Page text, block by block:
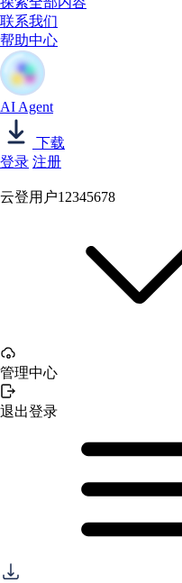
联系我们
帮助中心
AI Agent
下载
登录 注册
云登用户12345678
管理中心
退出登录